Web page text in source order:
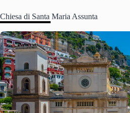
Chiesa di Santa Maria Assunta